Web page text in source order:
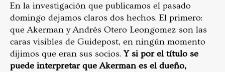
En la investigación que publicamos el pasado
domingo dejamos claros dos hechos. El primero:
que Akerman y Andrés Otero Leongomez son las
caras visibles de Guidepost, en ningún momento
dijimos que eran sus socios. Y si por el título se
puede interpretar que Akerman es el dueño,